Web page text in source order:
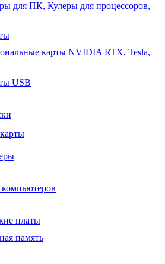
для ПК, Кулеры для процессоров,
карты NVIDIA RTX, Tesla,
USB
платы
память